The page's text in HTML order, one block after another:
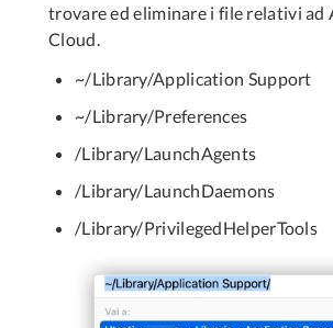
trovare ed eliminare i file relativi ad
Cloud.
~/Library/Application Support
~/Library/Preferences
/Library/LaunchAgents
/Library/LaunchDaemons
/Library/PrivilegedHelperTools